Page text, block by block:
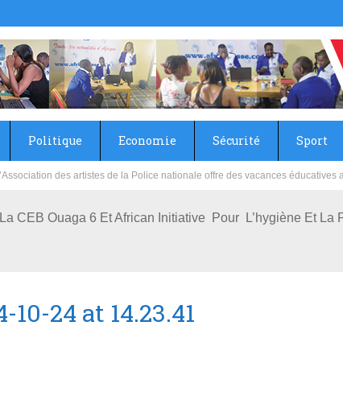
Politique Economie Sécurité Sport
les écoles primaire et collège du Camp Général Aboubacar Sangoulé
CEB Ouaga 6 Et African Initiative Pour L’hygiène Et La
24 at 14.23.41